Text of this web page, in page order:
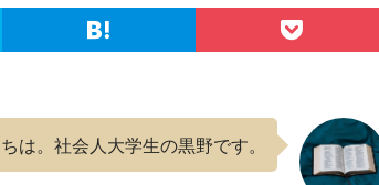
は。社会人大学生の黒野です。